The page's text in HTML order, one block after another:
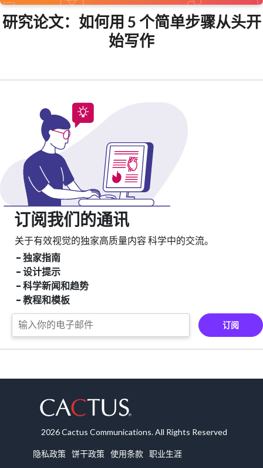
研究论文：如何用 5 个简单步骤从头开
始写作
订阅我们的通讯
关于有效视觉的独家高质量内容科学中的交流。
- 独家指南
- 设计提示
- 科学新闻和趋势
- 教程和模板
订阅
2026 Cactus Communications. All Rights Reserved
隐私政策 饼干政策 使用条款 职业生涯